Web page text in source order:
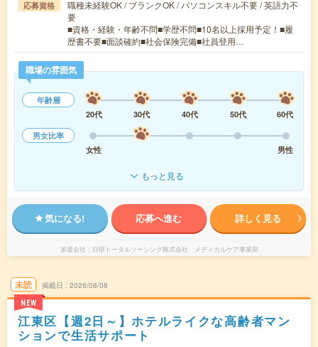
応募資格
職種未経験OK / ブランクOK / パソコンスキル不要 / 英語力不
要
■資格・経験・年齢不問■学歴不問■10名以上採用予定！■履
歴書不要■面談確約■社会保険完備■社員登用…
職場の雰囲気
年齢層
20代
30代 40代 50代
60代
男女比率
女性
男性
もっと見る
気になる! 応募へ進む 詳しく見る
派遣会社 日研トータルソーシング株式会社 メディカルケア事業部
未読
NEW
掲載日 2026/08/08
江東区【週2日～】ホテルライクな高齢者マン
ションで生活サポート